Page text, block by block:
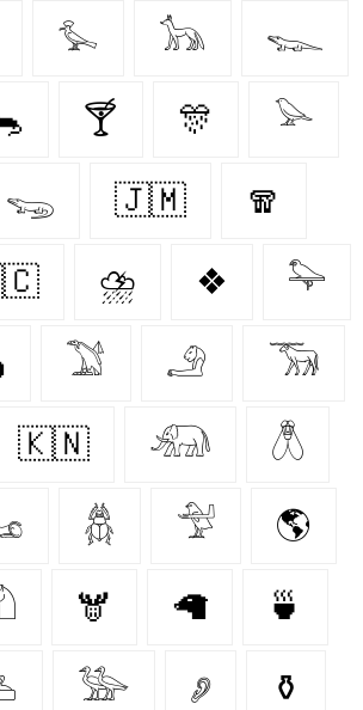
𓅙 𓃥 𓆊
🍸 🎊 𓅪
𓆌 🇯🇲 🧣
⛈️ ❖ 𓅍
𓅑 𓄂 𓃞
🇰🇳 𓃰 𓆦
𓆣 𓅴 🌎
🫎 🦙 🍵
𓅺 𓂈 ⚱️